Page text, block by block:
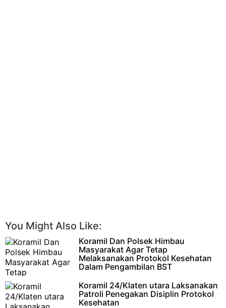
You Might Also Like:
Koramil Dan Polsek Himbau
Masyarakat Agar Tetap
Melaksanakan Protokol Kesehatan
Dalam Pengambilan BST
dan Polsek melakukan pendampingan serta pengamanan dalam
pendistribusian Bantuan …
Koramil 24/Klaten utara Laksanakan
Patroli Penegakan Disiplin Protokol
Kesehatan